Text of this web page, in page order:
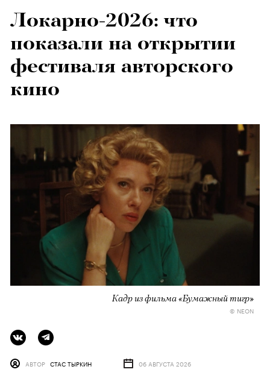
Локарно-2026: что
показали на открытии
фестиваля авторского
кино
Кадр из фильма «Бумажный тигр»
© NEON
АВТОР СТАС ТЫРКИН 06 АВГУСТА 2026